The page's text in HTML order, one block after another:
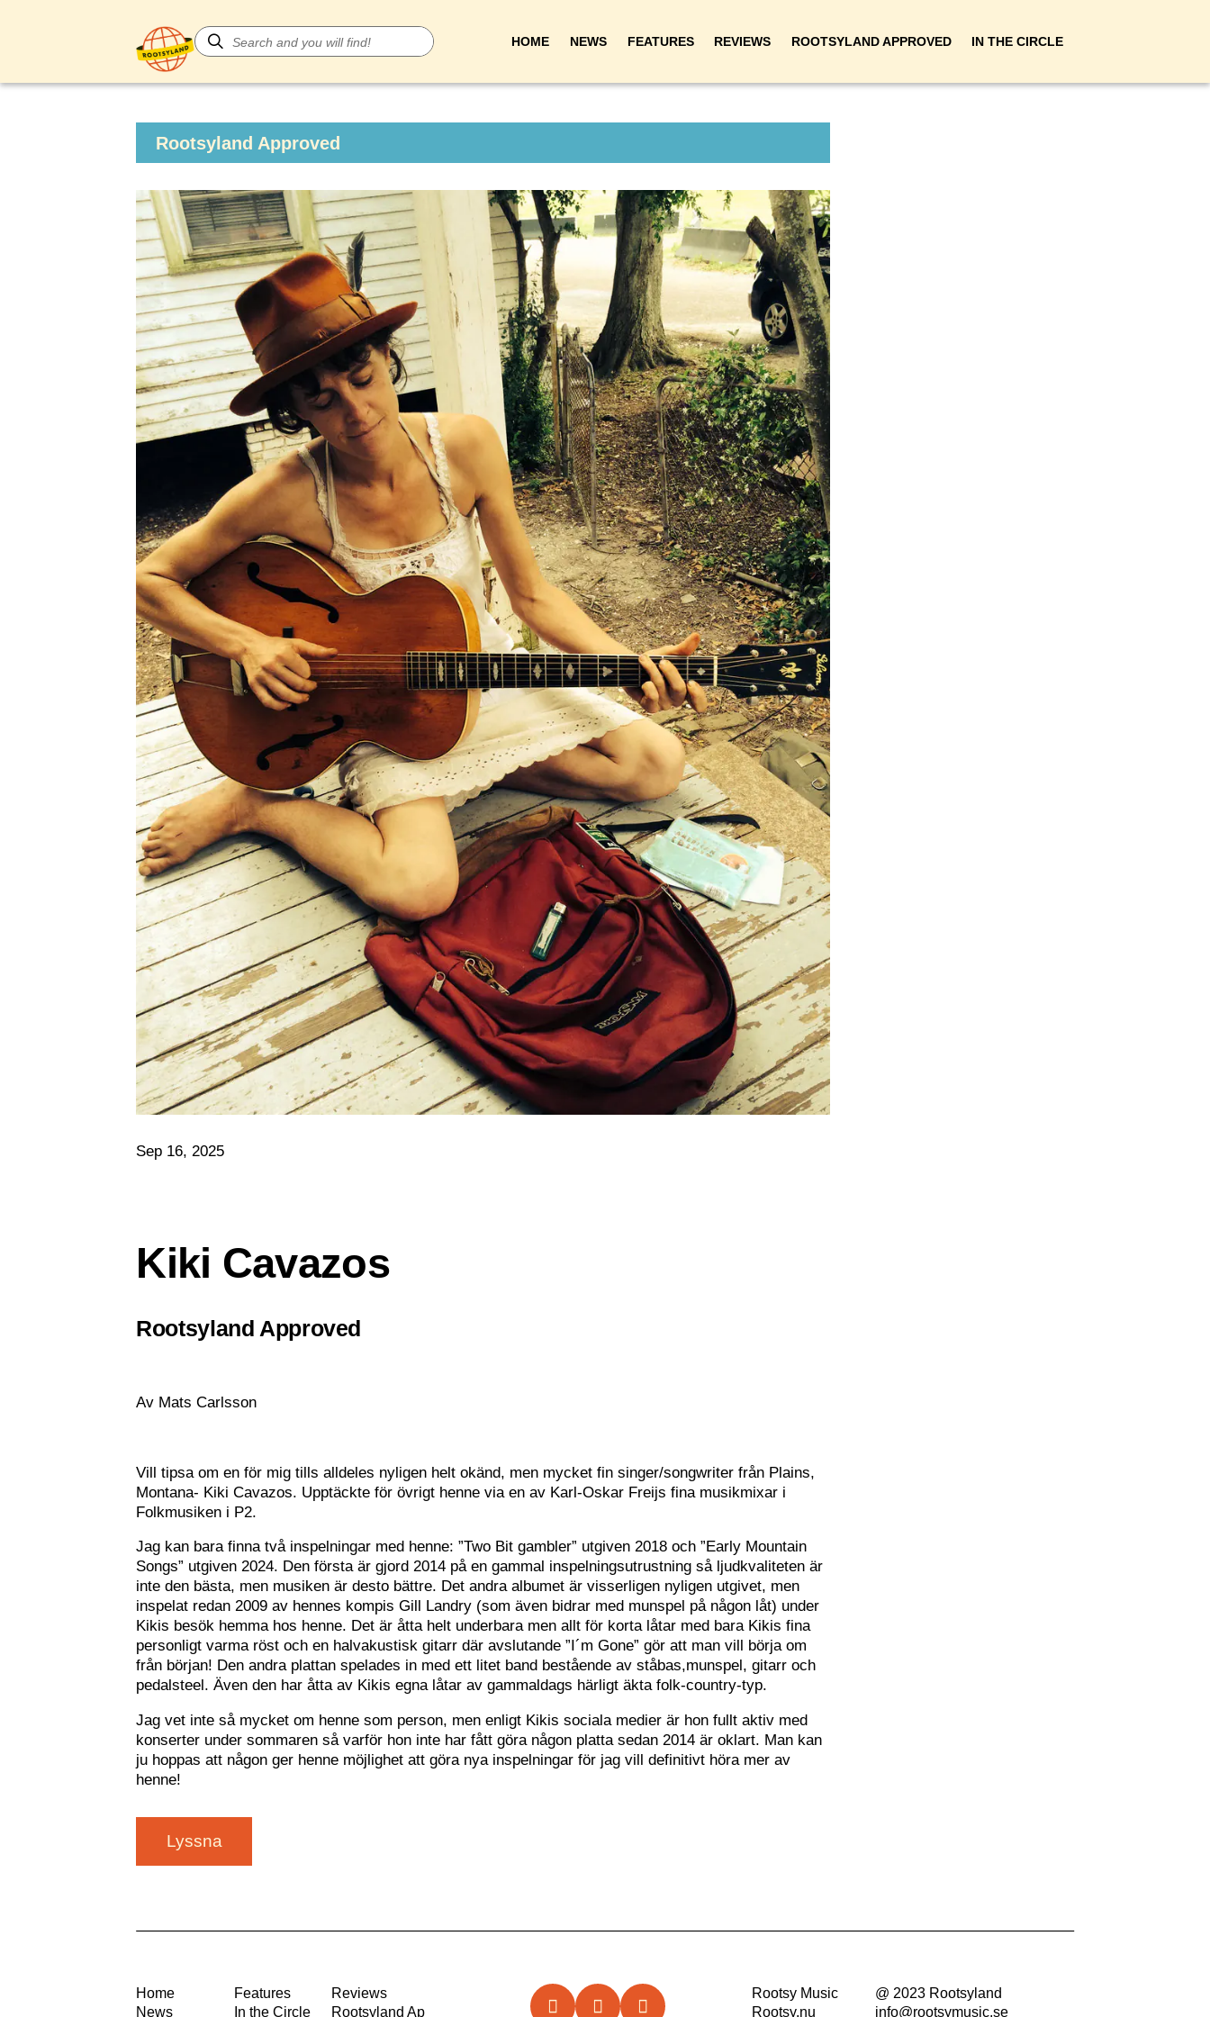
HOME NEWS FEATURES REVIEWS ROOTSYLAND APPROVED IN THE CIRCLE
Rootsyland Approved
Sep 16, 2025
Kiki Cavazos
Rootsyland Approved
Av Mats Carlsson
Vill tipsa om en för mig tills alldeles nyligen helt okänd, men mycket fin singer/songwriter från Plains,
Montana- Kiki Cavazos. Upptäckte för övrigt henne via en av Karl-Oskar Freijs fina musikmixar i
Folkmusiken i P2.
Jag kan bara finna två inspelningar med henne: ”Two Bit gambler” utgiven 2018 och ”Early Mountain
Songs” utgiven 2024. Den första är gjord 2014 på en gammal inspelningsutrustning så ljudkvaliteten är
inte den bästa, men musiken är desto bättre. Det andra albumet är visserligen nyligen utgivet, men
inspelat redan 2009 av hennes kompis Gill Landry (som även bidrar med munspel på någon låt) under
Kikis besök hemma hos henne. Det är åtta helt underbara men allt för korta låtar med bara Kikis fina
personligt varma röst och en halvakustisk gitarr där avslutande ”I´m Gone” gör att man vill börja om
från början! Den andra plattan spelades in med ett litet band bestående av ståbas,munspel, gitarr och
pedalsteel. Även den har åtta av Kikis egna låtar av gammaldags härligt äkta folk-country-typ.
Jag vet inte så mycket om henne som person, men enligt Kikis sociala medier är hon fullt aktiv med
konserter under sommaren så varför hon inte har fått göra någon platta sedan 2014 är oklart. Man kan
ju hoppas att någon ger henne möjlighet att göra nya inspelningar för jag vill definitivt höra mer av
henne!
Lyssna
Home
News
Features
In the Circle
Reviews
Rootsyland Ap
Rootsy Music
Rootsy.nu
@ 2023 Rootsyland
info@rootsymusic.se